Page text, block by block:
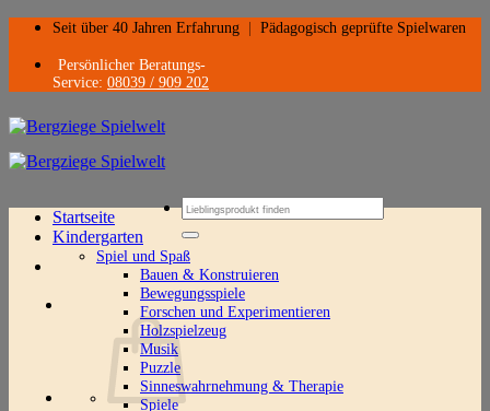
Zum
springen
Seit über 40 Jahren Erfahrung Pädagogisch geprüfte Spielwaren
Persönlicher Beratungs-
Service: 08039 / 909 202
Suchen
nach:
Startseite
Kindergarten
Spiel und Spaß
Bauen & Konstruieren
Bewegungsspiele
Forschen und Experimentieren
Holzspielzeug
Musik
Puzzle
Sinneswahrnehmung & Therapie
Spiele